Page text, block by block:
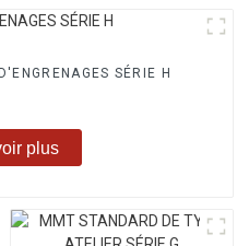
SÉRIE H
plus